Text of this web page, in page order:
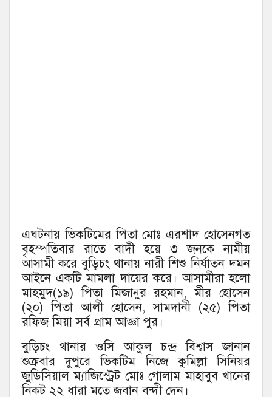
এঘটনায় ভিকটিমের পিতা মোঃ এরশাদ হোসেনগত
বৃহস্পতিবার রাতে বাদী হয়ে ৩ জনকে নামীয়
আসামী করে বুড়িচং থানায় নারী শিশু নির্যাতন দমন
আইনে একটি মামলা দায়ের করে। আসামীরা হলো
মাহমুদ(১৯) পিতা মিজানুর রহমান, মীর হোসেন
(২০) পিতা আলী হোসেন, সামদানী (২৫) পিতা
রফিজ মিয়া সর্ব গ্রাম আজ্ঞা পুর।
বুড়িচং থানার ওসি আকুল চন্দ্র বিশ্বাস জানান
শুক্রবার দুপুরে ভিকটিম নিজে কুমিল্লা সিনিয়র
জুডিসিয়াল ম্যাজিস্ট্রেট মোঃ গোলাম মাহাবুব খানের
নিকট ২২ ধারা মতে জবান বন্দী দেন।